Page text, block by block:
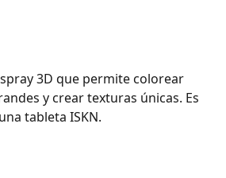
3D que permite colorear
y crear texturas únicas. Es
tableta ISKN.